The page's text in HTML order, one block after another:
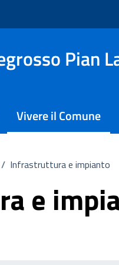
Pian
Vivere il Comune
/ Infrastruttura e impianto
e